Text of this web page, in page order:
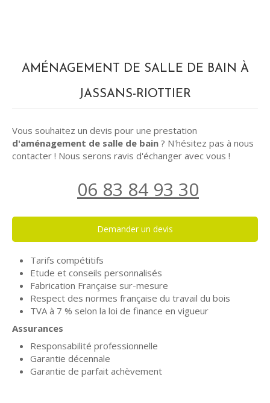
AMÉNAGEMENT DE SALLE DE BAIN À
JASSANS-RIOTTIER
Vous souhaitez un devis pour une prestation
d'aménagement de salle de bain ? N'hésitez pas à nous
contacter ! Nous serons ravis d'échanger avec vous !
06 83 84 93 30
Demander un devis
Tarifs compétitifs
Etude et conseils personnalisés
Fabrication Française sur-mesure
Respect des normes française du travail du bois
TVA à 7 % selon la loi de finance en vigueur
Assurances
Responsabilité professionnelle
Garantie décennale
Garantie de parfait achèvement